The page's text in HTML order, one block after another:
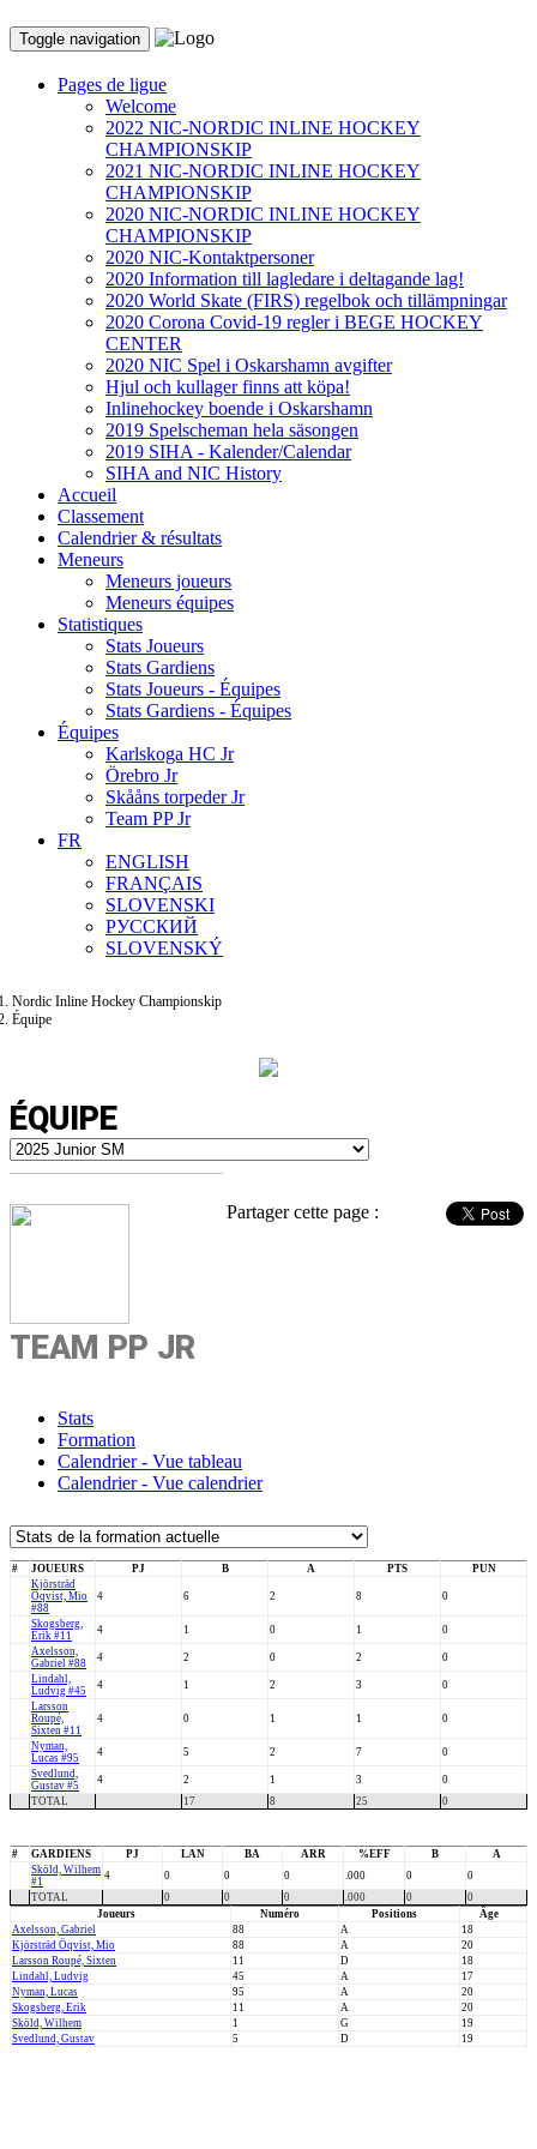
Toggle navigation
Pages de ligue
Welcome
2022 NIC-NORDIC INLINE HOCKEY
CHAMPIONSKIP
2021 NIC-NORDIC INLINE HOCKEY
CHAMPIONSKIP
2020 NIC-NORDIC INLINE HOCKEY
CHAMPIONSKIP
2020 NIC-Kontaktpersoner
2020 Information till lagledare i deltagande lag!
2020 World Skate (FIRS) regelbok och tillämpningar
2020 Corona Covid-19 regler i BEGE HOCKEY
CENTER
2020 NIC Spel i Oskarshamn avgifter
Hjul och kullager finns att köpa!
Inlinehockey boende i Oskarshamn
2019 Spelscheman hela säsongen
2019 SIHA - Kalender/Calendar
SIHA and NIC History
Accueil
Classement
Calendrier & résultats
Meneurs
Meneurs joueurs
Meneurs équipes
Statistiques
Stats Joueurs
Stats Gardiens
Stats Joueurs - Équipes
Stats Gardiens - Équipes
Équipes
Karlskoga HC Jr
Örebro Jr
Skååns torpeder Jr
Team PP Jr
FR
ENGLISH
FRANÇAIS
SLOVENSKI
РУССКИЙ
SLOVENSKÝ
Nordic Inline Hockey Championskip
Équipe
ÉQUIPE
Partager cette page :
TEAM PP JR
Stats
Formation
Calendrier - Vue tableau
Calendrier - Vue calendrier
# JOUEURS PJ B A PTS
PUN
Kjörsträd
Öqvist, Mio
#88
4 6 2 8 0
Skogsberg,
Erik #11
4 1 0 1
0
Axelsson,
Gabriel #88
4 2 0 2
0
Lindahl,
Ludvig #45
4 1 2 3
0
Larsson
Roupé,
Sixten #11
4 0 1 1 0
Nyman,
Lucas #95
4 5 2 7
0
Svedlund,
Gustav #5
4 2 1 3
0
TOTAL
17 8 25 0
# GARDIENS PJ LAN BA ARR %EFF B
A
Sköld, Wilhem
#1
4 0 0 0 .000 0
0
TOTAL
0 0 0 .000 0
0
Joueurs
Numéro Positions
Âge
Axelsson, Gabriel
88 A
18
Kjörsträd Öqvist, Mio
88 A
20
Larsson Roupé, Sixten
11 D
18
Lindahl, Ludvig
45 A
17
Nyman, Lucas
95 A
20
Skogsberg, Erik
11 A
20
Sköld, Wilhem
1 G
19
Svedlund, Gustav
5 D 19